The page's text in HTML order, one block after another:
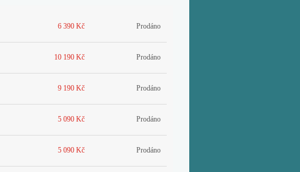
6 390 Kč Prodáno
10 190 Kč Prodáno
9 190 Kč Prodáno
5 090 Kč Prodáno
5 090 Kč Prodáno